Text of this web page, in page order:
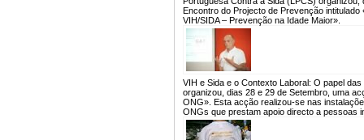
Encontro do Projecto de Prevenção
VIH/SIDA – Prevenção na Idade Maior».
VIH e Sida e o Contexto Laboral: O papel
organizou, dias 28 e 29 de Setembro, uma
ONG». Esta acção realizou-se nas
ONGs que prestam apoio directo a pessoas